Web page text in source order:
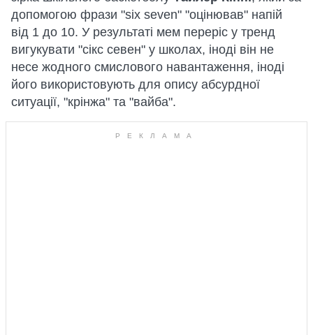
допомогою фрази "six seven" "оцінював" напій
від 1 до 10. У результаті мем переріс у тренд
вигукувати "сікс севен" у школах, іноді він не
несе жодного смислового навантаження, іноді
його використовують для опису абсурдної
ситуації, "крінжа" та "вайба".